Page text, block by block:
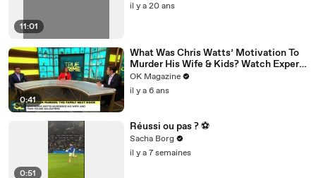
11:01
il y a 20 ans
0:41
What Was Chris Watts’ Motivation To
Murder His Wife & Kids? Watch Expert
Weigh In
OK Magazine
il y a 6 ans
0:51
Réussi ou pas ? ⚽️
Sacha Borg
il y a 7 semaines